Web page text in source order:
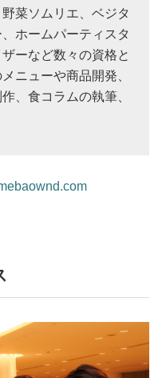
菜ソムリエ、ベジタ
ホームパーティスタ
ーなど数々の資格と
ニューや商品開発、
、食コラムの執筆、